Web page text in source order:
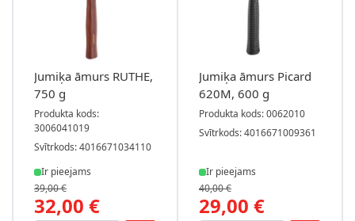
Jumiķa āmurs RUTHE,
750 g
Produkta kods:
3006041019
Svītrkods: 4016671034110
Ir pieejams
32,00 €
39,00 €
Jumiķa āmurs Picard
620M, 600 g
Produkta kods: 0062010
Svītrkods: 4016671009361
Ir pieejams
29,00 €
40,00 €